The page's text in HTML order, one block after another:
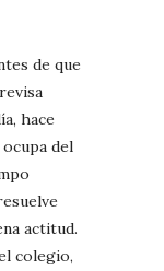
de que
hace
del
actitud.
colegio,